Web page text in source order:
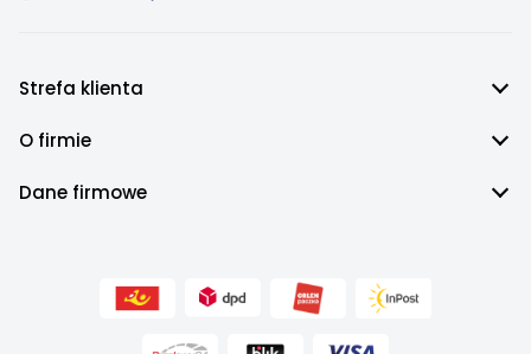
Strefa klienta
O firmie
Dane firmowe